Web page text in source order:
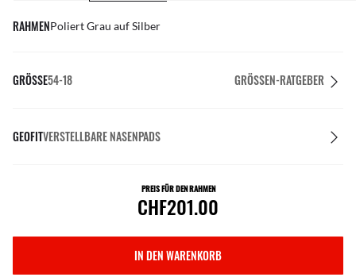
RAHMENPoliert Grau auf Silber
GRÖSSE54-18 GRÖSSEN-RATGEBER
GEOFITVERSTELLBARE NASENPADS
PREIS FÜR DEN RAHMEN
CHF201.00
IN DEN WARENKORB